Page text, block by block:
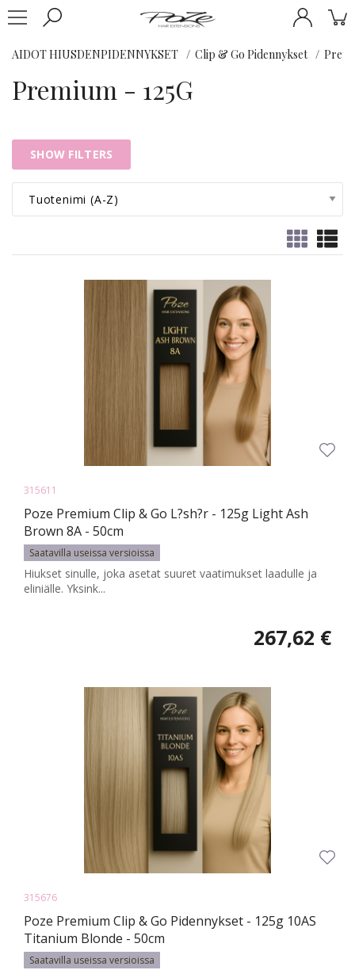
AIDOT HIUSDENPIDENNYKSET Clip & Go Pidennykset
Premium - 125G
SHOW FILTERS
315611
Poze Premium Clip & Go L?sh?r - 125g Light Ash
Brown 8A - 50cm
Saatavilla useissa versioissa
Hiukset sinulle, joka asetat suuret vaatimukset laadulle ja
eliniälle. Yksink...
267,62 €
315676
Poze Premium Clip & Go Pidennykset - 125g 10AS
Titanium Blonde - 50cm
Saatavilla useissa versioissa